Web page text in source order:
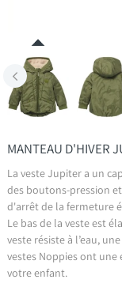
MANTEAU D'HIVER
La veste Jupiter a un
des boutons-pression
d'arrêt de la fermeture
Le bas de la veste est
veste résiste à l’eau,
vestes Noppies ont
votre enfant.